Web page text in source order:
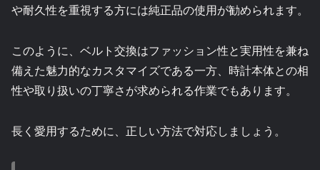
や耐久性を重視する方には純正品の使用が勧められます。
このように、ベルト交換はファッション性と実用性を兼ね
備えた魅力的なカスタマイズである一方、時計本体との相
性や取り扱いの丁寧さが求められる作業でもあります。
長く愛用するために、正しい方法で対応しましょう。